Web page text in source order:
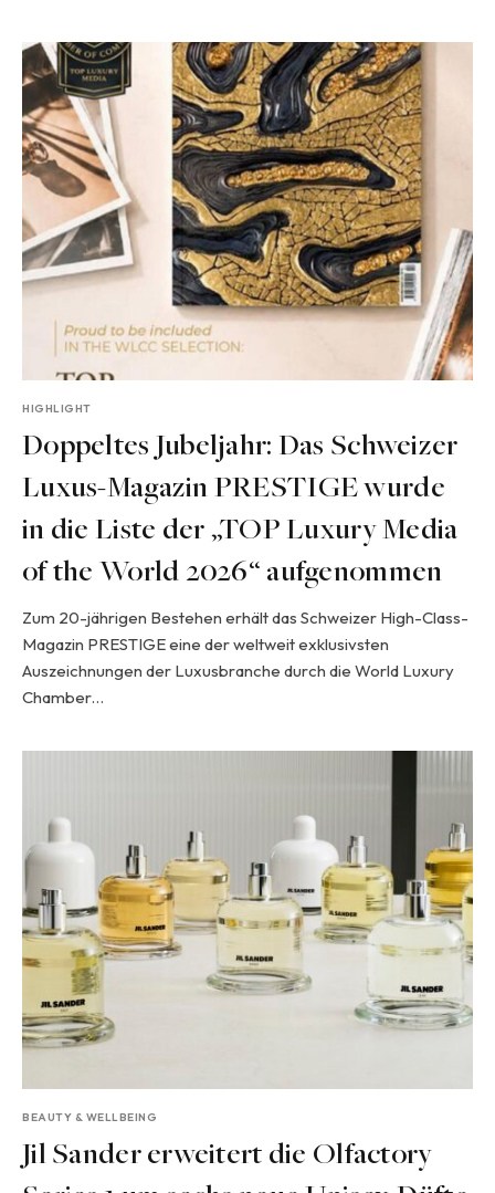
HIGHLIGHT
Doppeltes Jubeljahr: Das Schweizer
Luxus-Magazin PRESTIGE wurde
in die Liste der „TOP Luxury Media
of the World 2026“ aufgenommen
Zum 20-jährigen Bestehen erhält das Schweizer High-Class-
Magazin PRESTIGE eine der weltweit exklusivsten
Auszeichnungen der Luxusbranche durch die World Luxury
Chamber…
BEAUTY & WELLBEING
Jil Sander erweitert die Olfactory